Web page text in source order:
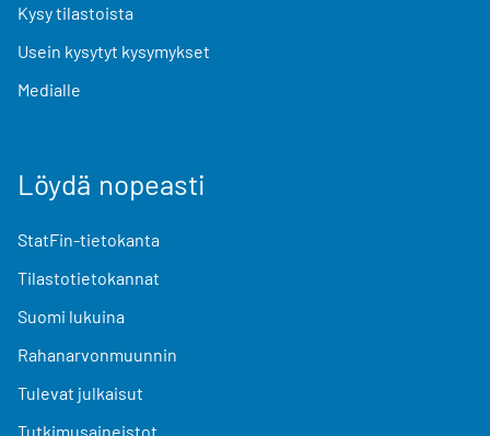
Kysy tilastoista
Usein kysytyt kysymykset
Medialle
Löydä nopeasti
StatFin-tietokanta
Tilastotietokannat
Suomi lukuina
Rahanarvonmuunnin
Tulevat julkaisut
Tutkimusaineistot